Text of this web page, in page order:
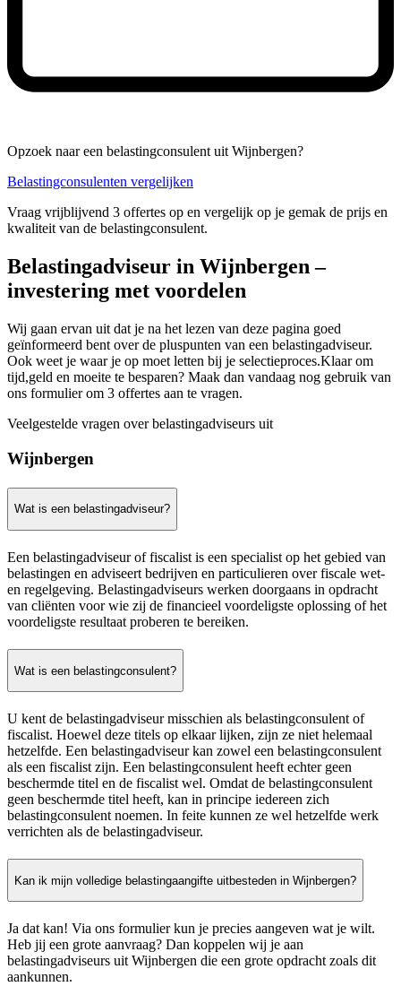
Opzoek naar een belastingconsulent uit Wijnbergen?
Belastingconsulenten vergelijken
Vraag vrijblijvend 3 offertes op en vergelijk op je gemak de prijs en
kwaliteit van de belastingconsulent.
Belastingadviseur in Wijnbergen –
investering met voordelen
Wij gaan ervan uit dat je na het lezen van deze pagina goed
geïnformeerd bent over de pluspunten van een belastingadviseur.
Ook weet je waar je op moet letten bij je selectieproces.Klaar om
tijd,geld en moeite te besparen? Maak dan vandaag nog gebruik van
ons formulier om 3 offertes aan te vragen.
Veelgestelde vragen over belastingadviseurs uit
Wijnbergen
Wat is een belastingadviseur?
Een belastingadviseur of fiscalist is een specialist op het gebied van
belastingen en adviseert bedrijven en particulieren over fiscale wet-
en regelgeving. Belastingadviseurs werken doorgaans in opdracht
van cliënten voor wie zij de financieel voordeligste oplossing of het
voordeligste resultaat proberen te bereiken.
Wat is een belastingconsulent?
U kent de belastingadviseur misschien als belastingconsulent of
fiscalist. Hoewel deze titels op elkaar lijken, zijn ze niet helemaal
hetzelfde. Een belastingadviseur kan zowel een belastingconsulent
als een fiscalist zijn. Een belastingconsulent heeft echter geen
beschermde titel en de fiscalist wel. Omdat de belastingconsulent
geen beschermde titel heeft, kan in principe iedereen zich
belastingconsulent noemen. In feite kunnen ze wel hetzelfde werk
verrichten als de belastingadviseur.
Kan ik mijn volledige belastingaangifte uitbesteden in Wijnbergen?
Ja dat kan! Via ons formulier kun je precies aangeven wat je wilt.
Heb jij een grote aanvraag? Dan koppelen wij je aan
belastingadviseurs uit Wijnbergen die een grote opdracht zoals dit
aankunnen.